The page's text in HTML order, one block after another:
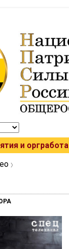
и оргработа